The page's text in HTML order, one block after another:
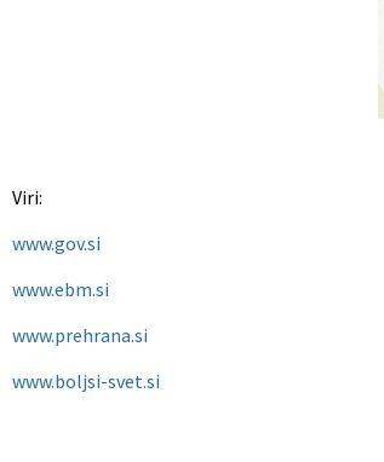
Viri:
www.gov.si
www.ebm.si
www.prehrana.si
www.boljsi-svet.si